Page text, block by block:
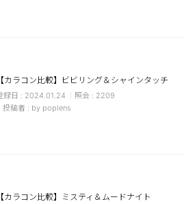
チョコ
ブラック
乱視用
【カラコン比較】ビビリング＆シャインタッチ
2024.01.24
2209
by poplens
【カラコン比較】ミスティ＆ムードナイト